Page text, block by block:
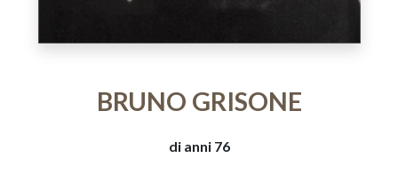
BRUNO GRISONE
di anni 76